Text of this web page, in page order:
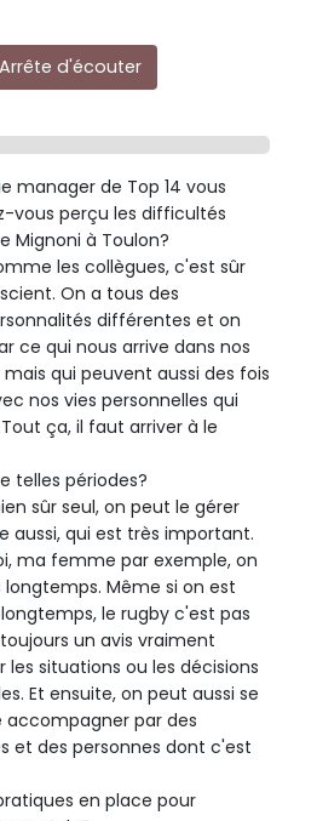
Arrête d'écouter
manager de Top 14 vous
vous perçu les difficultés
Mignoni à Toulon?
les collègues, c'est sûr
On a tous des
différentes et on
ce qui nous arrive dans nos
qui peuvent aussi des fois
nos vies personnelles qui
ça, il faut arriver à le
telles périodes?
sûr seul, on peut le gérer
aussi, qui est très important.
ma femme par exemple, on
Même si on est
le rugby c'est pas
un avis vraiment
les situations ou les décisions
Et ensuite, on peut aussi se
accompagner par des
et des personnes dont c'est
en place pour